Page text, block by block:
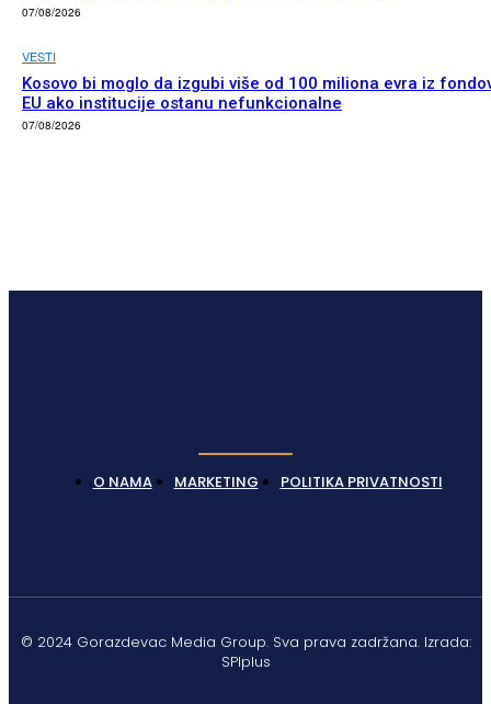
07/08/2026
VESTI
Kosovo bi moglo da izgubi više od 100 miliona evra iz
EU ako institucije ostanu nefunkcionalne
07/08/2026
O NAMA MARKETING POLITIKA PRIVATNOSTI
© 2024 Gorazdevac Media Group. Sva prava zadržana. Izrada:
SPIplus